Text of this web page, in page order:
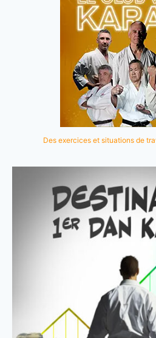
Des exercices et situations de